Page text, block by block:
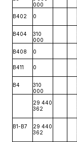
000
B402
0
B404
310
000
B408
0
B411 0
B4
310
000
29 440
362
B1-B7
29 440
362